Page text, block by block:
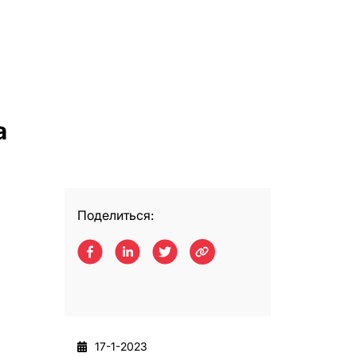
Поделиться:
17-1-2023